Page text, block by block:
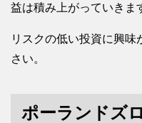
益は積み上がっていきま
リスクの低い投資に興
さい。
ポーランドズ